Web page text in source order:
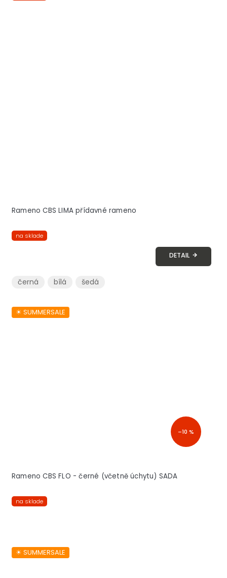
Rameno CBS LIMA přídavné rameno
na sklade
DETAIL
černá bílá šedá
☀︎ SUMMERSALE
–10 %
Rameno CBS FLO - černé (včetně úchytu) SADA
na sklade
☀︎ SUMMERSALE